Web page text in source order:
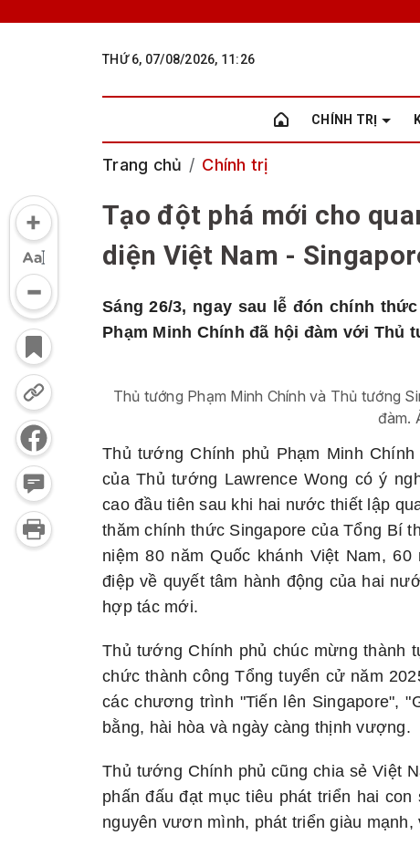
THỨ 6, 07/08/2026, 11:26
CHÍNH TRỊ
Trang chủ Chính trị
Tạo đột phá mới cho
diện Việt Nam -
Sáng 26/3, ngay sau lễ đón chính
Phạm Minh Chính đã hội đàm với Thủ
Thủ tướng Phạm Minh Chính và Thủ tướng
đàm.
Thủ tướng Chính phủ Phạm Minh
của Thủ tướng Lawrence Wong có ý
cao đầu tiên sau khi hai nước thiết lập
thăm chính thức Singapore của Tổng Bí
niệm 80 năm Quốc khánh Việt Nam,
điệp về quyết tâm hành động của hai
hợp tác mới.
Thủ tướng Chính phủ chúc mừng thành
chức thành công Tổng tuyển cử năm
các chương trình "Tiến lên Singapore",
bằng, hài hòa và ngày càng thịnh vượng.
Thủ tướng Chính phủ cũng chia sẻ Việt
phấn đấu đạt mục tiêu phát triển hai
nguyên vươn mình, phát triển giàu